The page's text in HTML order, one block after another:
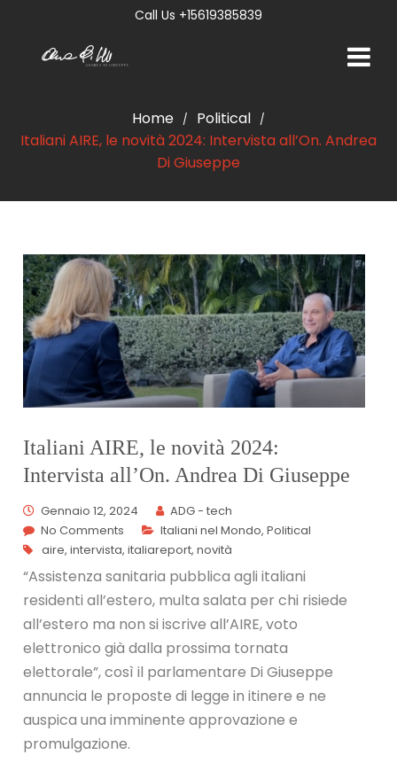
Call Us +15619385839
Home / Political /
Italiani AIRE, le novità 2024: Intervista all’On. Andrea
Di Giuseppe
Italiani AIRE, le novità 2024:
Intervista all’On. Andrea Di Giuseppe
Gennaio 12, 2024
ADG - tech
No Comments
Italiani nel Mondo,Political
aire,intervista,italiareport,novità
“Assistenza sanitaria pubblica agli italiani
residenti all’estero, multa salata per chi risiede
all’estero ma non si iscrive all’AIRE, voto
elettronico già dalla prossima tornata
elettorale”, così il parlamentare Di Giuseppe
annuncia le proposte di legge in itinere e ne
auspica una imminente approvazione e
promulgazione.